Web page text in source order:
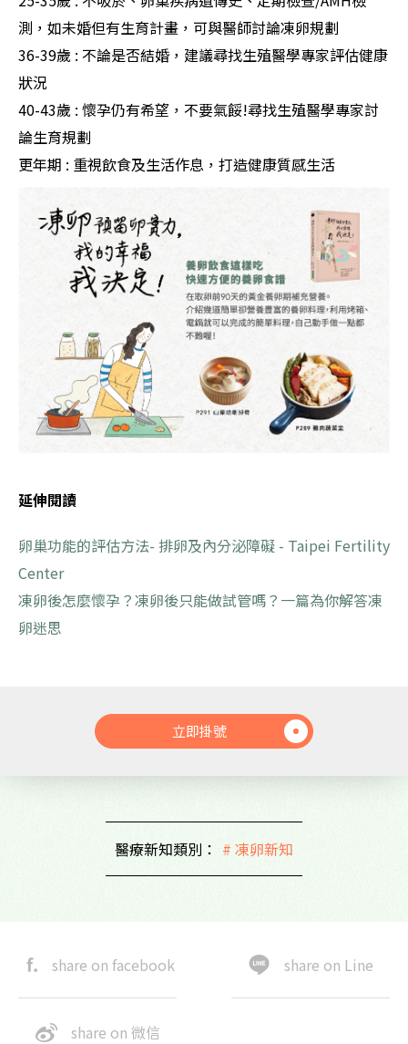
測，如未婚但有生育計畫，可與醫師討論凍卵規劃
36-39歲 : 不論是否結婚，建議尋找生殖醫學專家評估健康
狀況
40-43歲 : 懷孕仍有希望，不要氣餒!尋找生殖醫學專家討
論生育規劃
更年期 : 重視飲食及生活作息，打造健康質感生活
延伸閱讀
卵巢功能的評估方法- 排卵及內分泌障礙 - Taipei Fertility
Center
凍卵後怎麼懷孕？凍卵後只能做試管嗎？一篇為你解答凍
卵迷思
立即掛號
醫療新知類別： # 凍卵新知
share on facebook share on Line
share on 微信